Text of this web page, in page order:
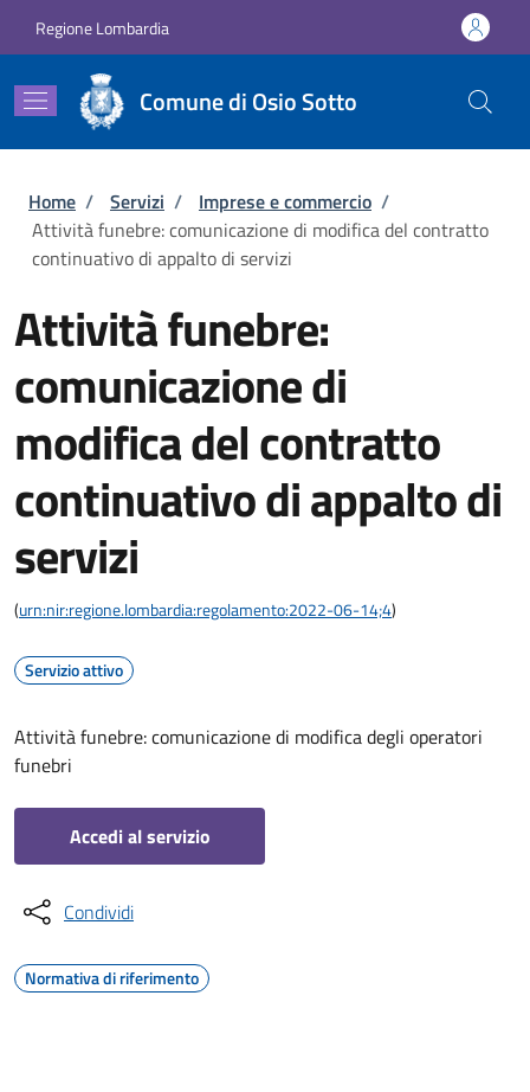
Regione Lombardia
Comune di Osio Sotto
Briciole di pane
Home / Servizi / Imprese e commercio /
Attività funebre: comunicazione di modifica del contratto
continuativo di appalto di servizi
Attività funebre:
comunicazione di
modifica del contratto
continuativo di appalto di
servizi
(urn:nir:regione.lombardia:regolamento:2022-06-14;4)
Servizio attivo
Attività funebre: comunicazione di modifica degli operatori
funebri
Accedi al servizio
Condividi
Normativa di riferimento